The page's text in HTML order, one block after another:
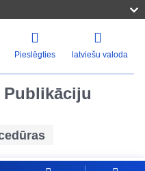
Pieslēgties latviešu valoda
Publikāciju